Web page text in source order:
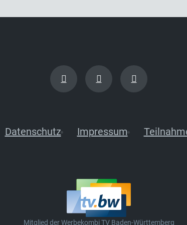
Datenschutz Impressum
Mitglied der Werbekombi TV Baden-Württemberg